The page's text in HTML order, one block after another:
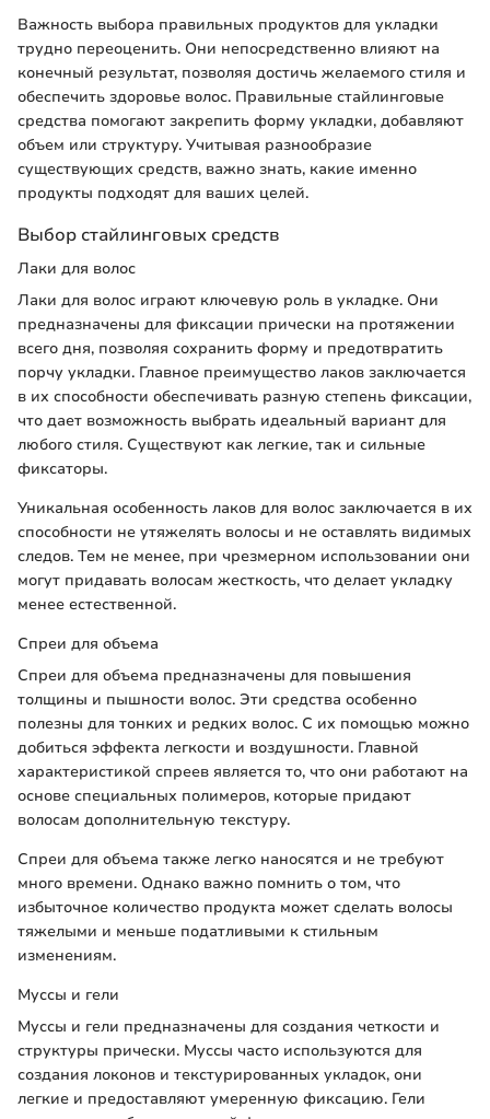
Важность выбора правильных продуктов для укладки
трудно переоценить. Они непосредственно влияют на
конечный результат, позволяя достичь желаемого стиля и
обеспечить здоровье волос. Правильные стайлинговые
средства помогают закрепить форму укладки, добавляют
объем или структуру. Учитывая разнообразие
существующих средств, важно знать, какие именно
продукты подходят для ваших целей.
Выбор стайлинговых средств
Лаки для волос
Лаки для волос играют ключевую роль в укладке. Они
предназначены для фиксации прически на протяжении
всего дня, позволяя сохранить форму и предотвратить
порчу укладки. Главное преимущество лаков заключается
в их способности обеспечивать разную степень фиксации,
что дает возможность выбрать идеальный вариант для
любого стиля. Существуют как легкие, так и сильные
фиксаторы.
Уникальная особенность лаков для волос заключается в их
способности не утяжелять волосы и не оставлять видимых
следов. Тем не менее, при чрезмерном использовании они
могут придавать волосам жесткость, что делает укладку
менее естественной.
Спреи для объема
Спреи для объема предназначены для повышения
толщины и пышности волос. Эти средства особенно
полезны для тонких и редких волос. С их помощью можно
добиться эффекта легкости и воздушности. Главной
характеристикой спреев является то, что они работают на
основе специальных полимеров, которые придают
волосам дополнительную текстуру.
Спреи для объема также легко наносятся и не требуют
много времени. Однако важно помнить о том, что
избыточное количество продукта может сделать волосы
тяжелыми и меньше податливыми к стильным
изменениям.
Муссы и гели
Муссы и гели предназначены для создания четкости и
структуры прически. Муссы часто используются для
создания локонов и текстурированных укладок, они
легкие и предоставляют умеренную фиксацию. Гели